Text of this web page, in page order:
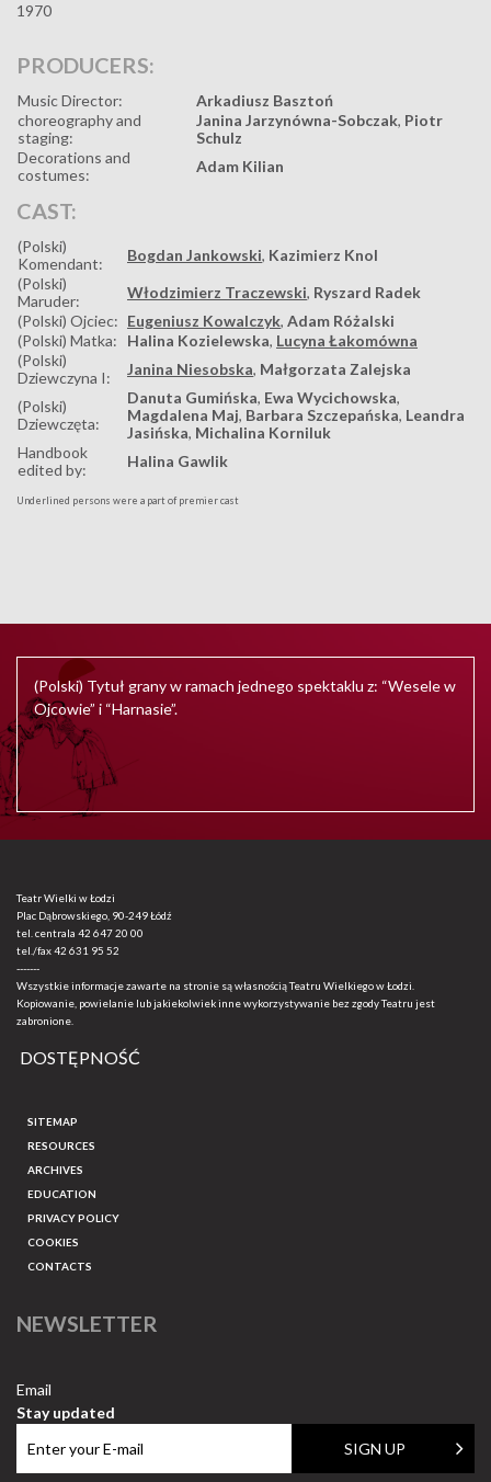
1970
PRODUCERS:
Music Director:
Arkadiusz Basztoń
choreography and
staging:
Janina Jarzynówna-Sobczak, Piotr
Schulz
Decorations and
costumes:
Adam Kilian
CAST:
(Polski)
Komendant:
Bogdan Jankowski, Kazimierz Knol
(Polski)
Maruder:
Włodzimierz Traczewski, Ryszard Radek
(Polski) Ojciec: Eugeniusz Kowalczyk, Adam Różalski
(Polski) Matka:
Halina Kozielewska, Lucyna Łakomówna
(Polski)
Dziewczyna I:
Janina Niesobska, Małgorzata Zalejska
(Polski)
Dziewczęta:
Danuta Gumińska, Ewa Wycichowska,
Magdalena Maj, Barbara Szczepańska, Leandra
Jasińska, Michalina Korniluk
Handbook
edited by:
Halina Gawlik
Underlined persons were a part of premier cast
(Polski) Tytuł grany w ramach jednego spektaklu z: “Wesele w
Ojcowie” i “Harnasie”.
Teatr Wielki w Łodzi
Plac Dąbrowskiego, 90-249 Łódź
tel. centrala 42 647 20 00
tel./fax42 631 95 52
-------
Wszystkie informacje zawarte na stronie są własnością Teatru Wielkiego w Łodzi.
Kopiowanie, powielanie lub jakiekolwiek inne wykorzystywanie bez zgody Teatru jest
zabronione.
DOSTĘPNOŚĆ
SITEMAP
RESOURCES
ARCHIVES
EDUCATION
PRIVACY POLICY
COOKIES
CONTACTS
NEWSLETTER
Email
Stay updated